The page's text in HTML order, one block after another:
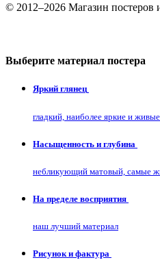
© 2012–2026 Магазин постеров
Выберите материал постера
Яркий глянец
гладкий, наиболее яркие и
Насыщенность и глубина
небликующий матовый, самые
На пределе восприятия
наш лучший материал
Рисунок и фактура